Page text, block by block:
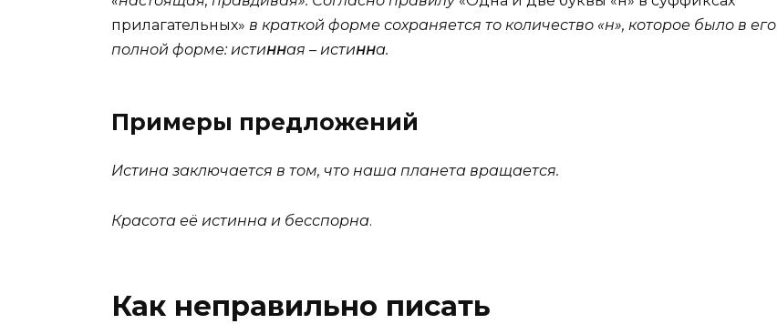
прилагательных» в краткой форме сохраняется то количество «н», которое было в его
полной форме: истинная – истинна.
Примеры предложений
Истина заключается в том, что наша планета вращается.
Красота её истинна и бесспорна.
Как неправильно писать